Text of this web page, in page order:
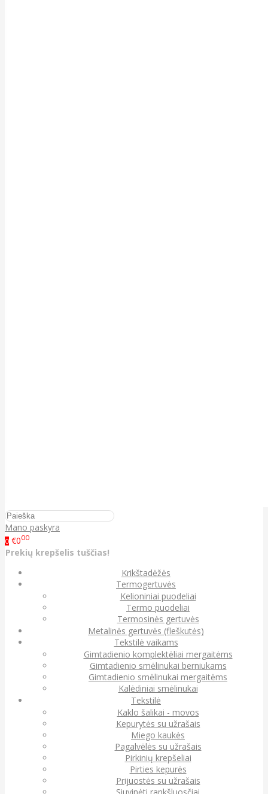
Mano paskyra
0 €000
Prekių krepšelis tuščias!
Krikštadėžės
Termogertuvės
Kelioniniai puodeliai
Termo puodeliai
Termosinės gertuvės
Metalinės gertuvės (fleškutės)
Tekstilė vaikams
Gimtadienio komplektėliai mergaitėms
Gimtadienio smėlinukai berniukams
Gimtadienio smėlinukai mergaitėms
Kalėdiniai smėlinukai
Tekstilė
Kaklo šalikai - movos
Kepurytės su užrašais
Miego kaukės
Pagalvėlės su užrašais
Pirkinių krepšeliai
Pirties kepurės
Prijuostės su užrašais
Siuvinėti rankšluosčiai